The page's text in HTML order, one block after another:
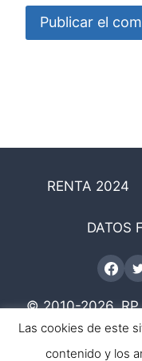
RENTA 2024
DATOS
© 2010-2026.
Las cookies de este
contenido y los